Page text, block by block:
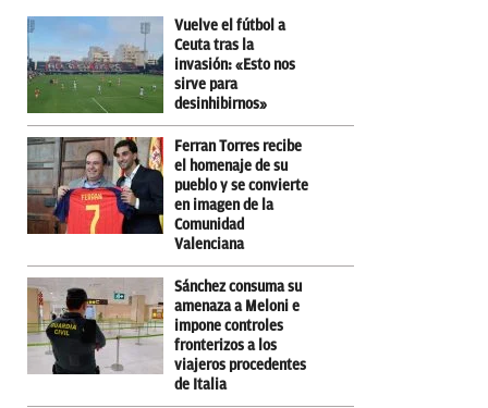
Vuelve el fútbol a
Ceuta tras la
invasión: «Esto nos
sirve para
desinhibirnos»
Ferran Torres recibe
el homenaje de su
pueblo y se convierte
en imagen de la
Comunidad
Valenciana
Sánchez consuma su
amenaza a Meloni e
impone controles
fronterizos a los
viajeros procedentes
de Italia